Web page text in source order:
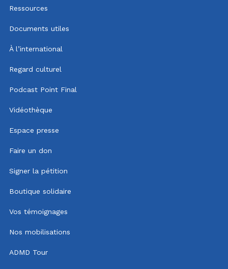
Ressources
Documents utiles
À l’international
Regard culturel
Podcast Point Final
Vidéothèque
Espace presse
Faire un don
Signer la pétition
Boutique solidaire
Vos témoignages
Nos mobilisations
ADMD Tour